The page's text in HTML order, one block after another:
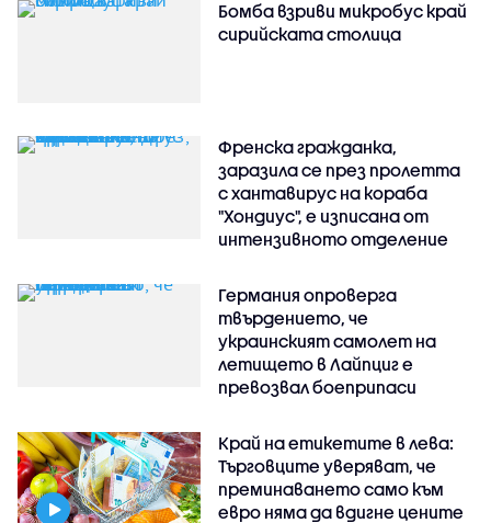
Бомба взриви микробус край
сирийската столица
Френска гражданка,
заразила се през пролетта
с хантавирус на кораба
"Хондиус", е изписана от
интензивното отделение
Германия опроверга
твърдението, че
украинският самолет на
летището в Лайпциг е
превозвал боеприпаси
Край на етикетите в лева:
Търговците уверяват, че
преминаването само към
евро няма да вдигне цените